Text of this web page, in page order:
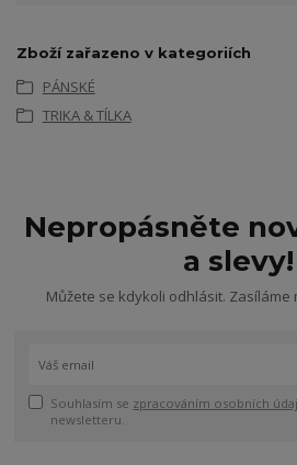
Zboží zařazeno v kategoriích
PÁNSKÉ
TRIKA & TÍLKA
Nepropásněte
a slevy!
Můžete se kdykoli odhlásit. Zasíláme
Souhlasím se zpracováním osobních
newsletteru.